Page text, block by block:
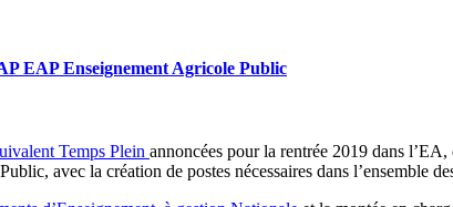
EAP Enseignement Agricole Public
Temps Plein annoncées pour la rentrée 2019 dans
avec la création de postes nécessaires dans l’ensemble